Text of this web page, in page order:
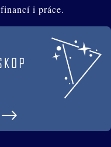
financí i práce.